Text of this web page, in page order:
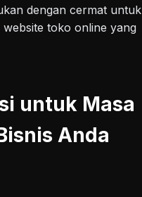
dengan cermat untuk
website toko online yang
untuk Masa
Anda